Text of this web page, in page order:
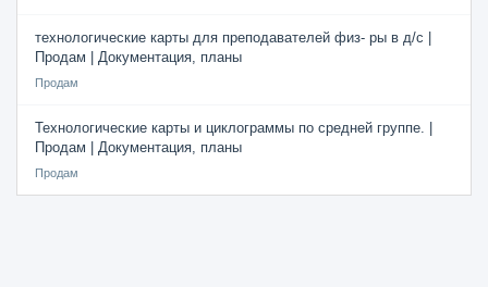
технологические карты для преподавателей физ- ры в д/с |
Продам | Документация, планы
Продам
Технологические карты и циклограммы по средней группе. |
Продам | Документация, планы
Продам